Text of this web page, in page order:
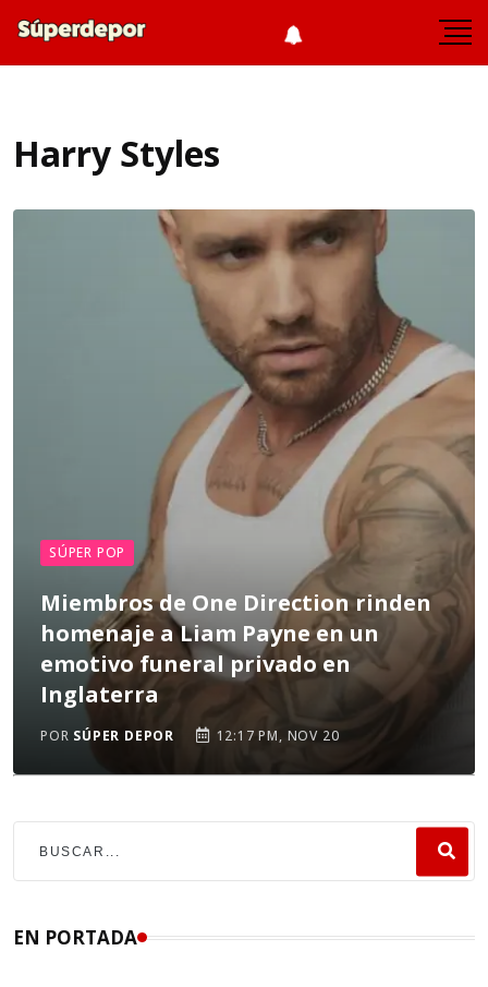
Harry Styles
SÚPER POP
Miembros de One Direction rinden
homenaje a Liam Payne en un
emotivo funeral privado en
Inglaterra
POR SÚPER DEPOR 12:17 PM, NOV 20
EN PORTADA